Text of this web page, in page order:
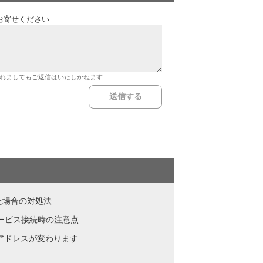
寄せください
ましてもご返信はいたしかねます
合の対処法
ビス接続時の注意点
ドレスが変わります